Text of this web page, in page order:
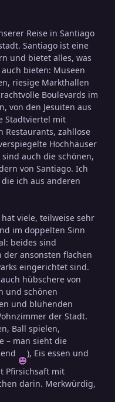
Reise in Santiago
Santiago ist eine
und bietet alles, was
bieten: Museen
riesige Markthallen
Boulevards im
von den Jesuiten aus
Stadtviertel mit
Restaurants, zahllose
Hochhäuser
auch die schönen,
von Santiago. Ich
ich aus anderen
viele, teilweise sehr
im doppelten Sinn
beides sind
ansonsten flachen
eingerichtet sind.
hübschere von
und schönen
und blühenden
der Stadt.
Ball spielen,
– man sieht die
), Eis essen und
Pfirsichsaft mit
darin. Merkwürdig,